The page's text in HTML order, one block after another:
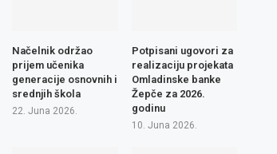
Načelnik održao
prijem učenika
generacije osnovnih i
srednjih škola
22. Juna 2026.
Potpisani ugovori za
realizaciju projekata
Omladinske banke
Žepče za 2026.
godinu
10. Juna 2026.